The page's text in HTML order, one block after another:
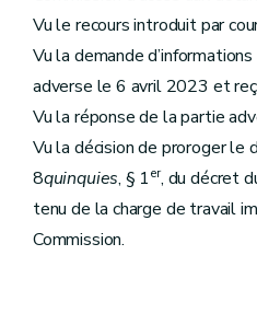
Vu le recours introduit par
Vu la demande
adverse le 6 avril 2023 et
Vu la réponse de la partie
Vu la décision de proroger le
8quinquies, § 1er, du décret
tenu de la charge de travail
Commission.